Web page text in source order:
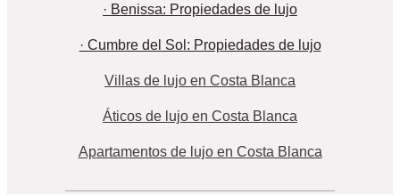
· Benissa: Propiedades de lujo
· Cumbre del Sol: Propiedades de lujo
Villas de lujo en Costa Blanca
Áticos de lujo en Costa Blanca
Apartamentos de lujo en Costa Blanca